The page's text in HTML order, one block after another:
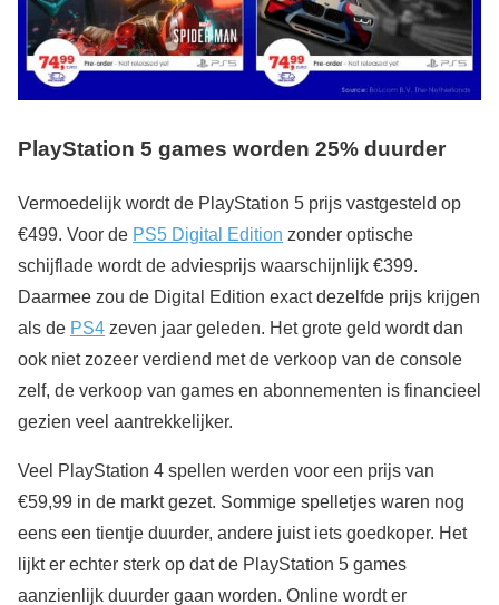
PlayStation 5 games worden 25% duurder
Vermoedelijk wordt de PlayStation 5 prijs vastgesteld op
€499. Voor de PS5 Digital Edition zonder optische
schijflade wordt de adviesprijs waarschijnlijk €399.
Daarmee zou de Digital Edition exact dezelfde prijs krijgen
als de PS4 zeven jaar geleden. Het grote geld wordt dan
ook niet zozeer verdiend met de verkoop van de console
zelf, de verkoop van games en abonnementen is financieel
gezien veel aantrekkelijker.
Veel PlayStation 4 spellen werden voor een prijs van
€59,99 in de markt gezet. Sommige spelletjes waren nog
eens een tientje duurder, andere juist iets goedkoper. Het
lijkt er echter sterk op dat de PlayStation 5 games
aanzienlijk duurder gaan worden. Online wordt er